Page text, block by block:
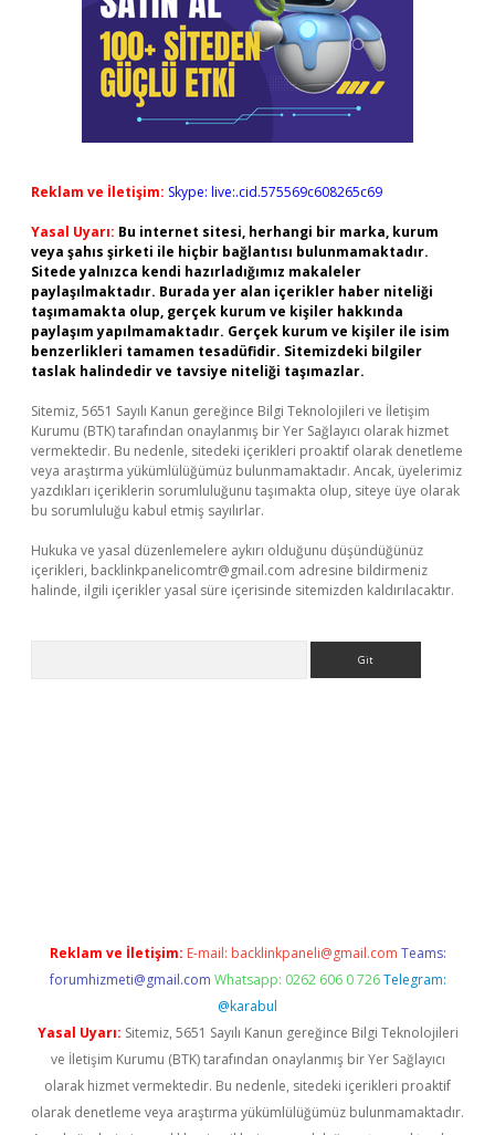
Reklam ve İletişim: Skype: live:.cid.575569c608265c69
Yasal Uyarı: Bu internet sitesi, herhangi bir marka, kurum
veya şahıs şirketi ile hiçbir bağlantısı bulunmamaktadır.
Sitede yalnızca kendi hazırladığımız makaleler
paylaşılmaktadır. Burada yer alan içerikler haber niteliği
taşımamakta olup, gerçek kurum ve kişiler hakkında
paylaşım yapılmamaktadır. Gerçek kurum ve kişiler ile isim
benzerlikleri tamamen tesadüfidir. Sitemizdeki bilgiler
taslak halindedir ve tavsiye niteliği taşımazlar.
Sitemiz, 5651 Sayılı Kanun gereğince Bilgi Teknolojileri ve İletişim
Kurumu (BTK) tarafından onaylanmış bir Yer Sağlayıcı olarak hizmet
vermektedir. Bu nedenle, sitedeki içerikleri proaktif olarak denetleme
veya araştırma yükümlülüğümüz bulunmamaktadır. Ancak, üyelerimiz
yazdıkları içeriklerin sorumluluğunu taşımakta olup, siteye üye olarak
bu sorumluluğu kabul etmiş sayılırlar.
Hukuka ve yasal düzenlemelere aykırı olduğunu düşündüğünüz
içerikleri, backlinkpanelicomtr@gmail.com adresine bildirmeniz
halinde, ilgili içerikler yasal süre içerisinde sitemizden kaldırılacaktır.
Reklam ve İletişim: E-mail: backlinkpaneli@gmail.com Teams:
forumhizmeti@gmail.com Whatsapp: 0262 606 0 726 Telegram:
@karabul
Yasal Uyarı: Sitemiz, 5651 Sayılı Kanun gereğince Bilgi Teknolojileri
ve İletişim Kurumu (BTK) tarafından onaylanmış bir Yer Sağlayıcı
olarak hizmet vermektedir. Bu nedenle, sitedeki içerikleri proaktif
olarak denetleme veya araştırma yükümlülüğümüz bulunmamaktadır.